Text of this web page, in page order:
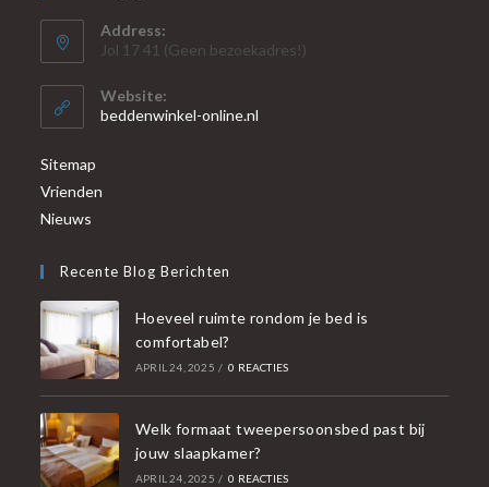
Address:
Jol 17 41 (Geen bezoekadres!)
Website:
beddenwinkel-online.nl
Sitemap
Vrienden
Nieuws
Recente Blog Berichten
Hoeveel ruimte rondom je bed is
comfortabel?
APRIL 24, 2025 / 0 REACTIES
Welk formaat tweepersoonsbed past bij
jouw slaapkamer?
APRIL 24, 2025 / 0 REACTIES